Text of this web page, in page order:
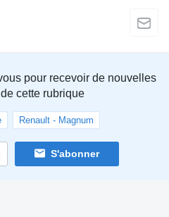
pour recevoir de nouvelles
cette rubrique
Renault - Magnum
S'abonner